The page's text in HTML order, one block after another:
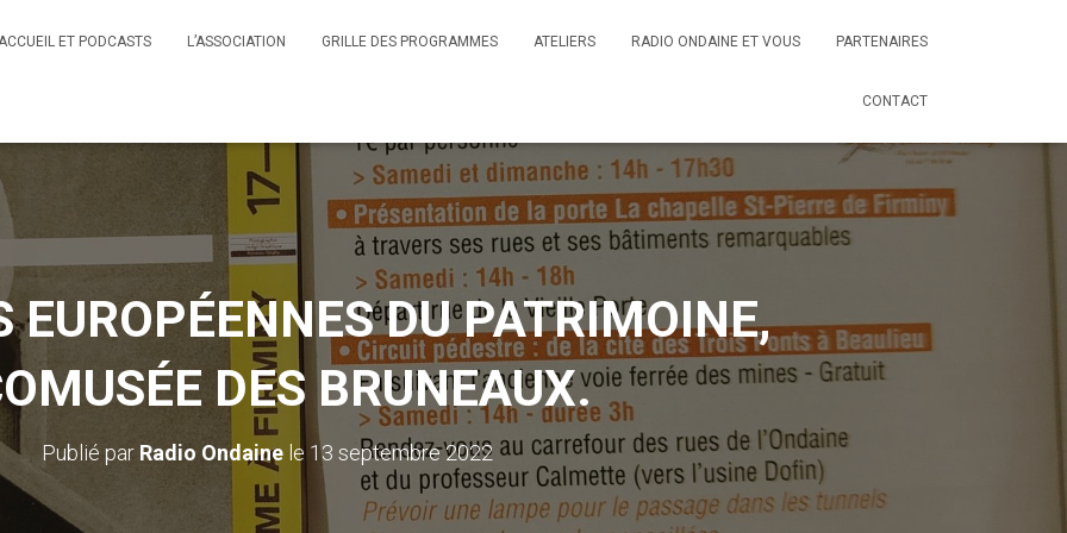
ET PODCASTS L’ASSOCIATION GRILLE DES PROGRAMMES ATELIERS RADIO ONDAINE ET VOUS PARTENAIRES
CONTACT
EUROPÉENNES DU PATRIMOINE,
DES BRUNEAUX.
Publié par Radio Ondainele 13 septembre 2022